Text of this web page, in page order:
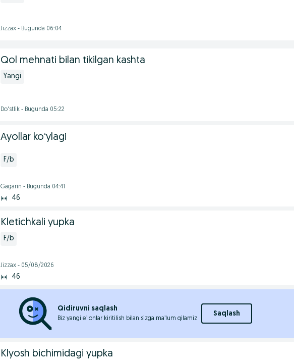
Jizzax - Bugunda 06:04
Qol mehnati bilan tikilgan kashta
Yangi
Do'stlik - Bugunda 05:22
Ayollar koʻylagi
F/b
Gagarin - Bugunda 04:41
46
Kletichkali yupka
F/b
Jizzax - 05/08/2026
46
Qidiruvni saqlash
Biz yangi e’lonlar kiritilish bilan sizga ma’lum qilamiz
Saqlash
Klyosh bichimidagi yupka